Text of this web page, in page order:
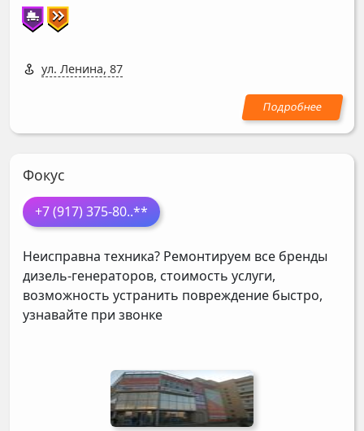
ул. Ленина, 87
Фокус
+7 (917) 375-80..**
Неисправна техника? Ремонтируем все бренды
дизель-генераторов, стоимость услуги,
возможность устранить повреждение быстро,
узнавайте при звонке